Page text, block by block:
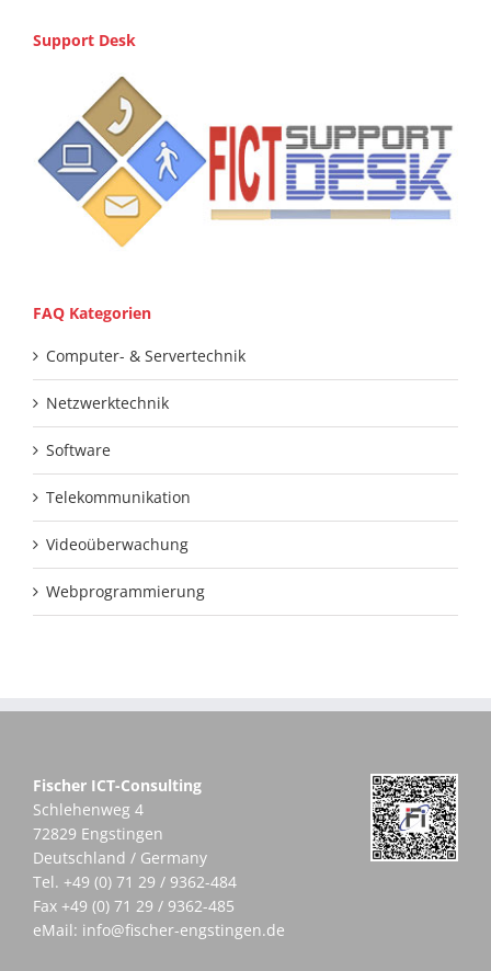
Support Desk
FAQ Kategorien
Computer- & Servertechnik
Netzwerktechnik
Software
Telekommunikation
Videoüberwachung
Webprogrammierung
Fischer ICT-Consulting
Schlehenweg 4
72829 Engstingen
Deutschland / Germany
Tel. +49 (0) 71 29 / 9362-484
Fax +49 (0) 71 29 / 9362-485
eMail: info@fischer-engstingen.de